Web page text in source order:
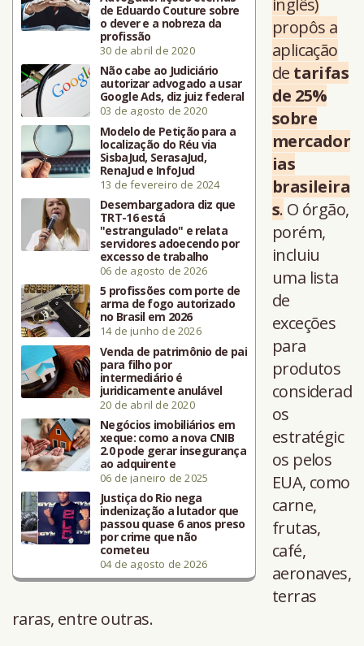
de Eduardo Couture sobre
o dever e a nobreza da
profissão
30 de abril de 2020
Não cabe ao Judiciário
autorizar advogado a usar
Google Ads, diz juiz federal
03 de agosto de 2020
Modelo de Petição para a
localização do Réu via
SisbaJud, SerasaJud,
RenaJud e InfoJud
13 de fevereiro de 2024
Desembargadora diz que
TRT-16 está
"estrangulado" e relata
servidores adoecendo por
excesso de trabalho
06 de agosto de 2026
5 profissões com porte de
arma de fogo autorizado
no Brasil em 2026
14 de junho de 2026
Venda de patrimônio de pai
para filho por
intermediário é
juridicamente anulável
20 de abril de 2020
Negócios imobiliários em
xeque: como a nova CNIB
2.0 pode gerar insegurança
ao adquirente
06 de janeiro de 2025
Justiça do Rio nega
indenização a lutador que
passou quase 6 anos preso
por crime que não
cometeu
04 de agosto de 2026
inglês)
propôs a
aplicação
de tarifas
de 25%
sobre
mercador
ias
brasileira
s. O órgão,
porém,
incluiu
uma lista
de
exceções
para
produtos
considerad
os
estratégic
os pelos
EUA, como
carne,
frutas,
café,
aeronaves,
terras
raras, entre outras.